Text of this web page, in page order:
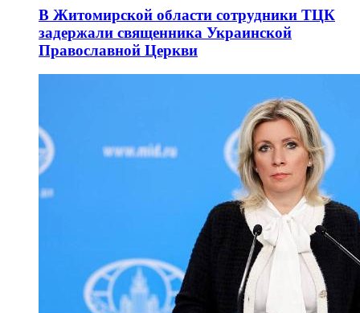
В Житомирской области сотрудники ТЦК
задержали священника Украинской
Православной Церкви